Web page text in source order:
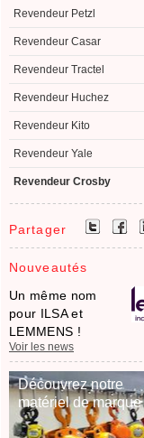
Revendeur Petzl
Revendeur Casar
Revendeur Tractel
Revendeur Huchez
Revendeur Kito
Revendeur Yale
Revendeur Crosby
Partager
Nouveautés
Un même nom
pour ILSA et
LEMMENS !
Voir les news
Découvrez notre
matériel de marque